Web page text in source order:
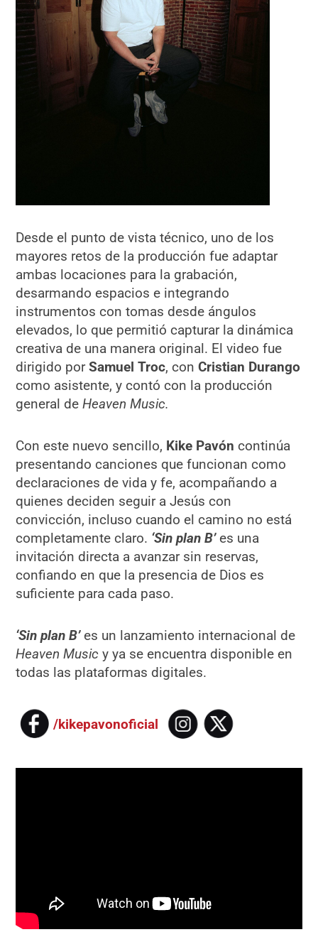
Desde el punto de vista técnico, uno de los
mayores retos de la producción fue adaptar
ambas locaciones para la grabación,
desarmando espacios e integrando
instrumentos con tomas desde ángulos
elevados, lo que permitió capturar la dinámica
creativa de una manera original. El video fue
dirigido porSamuel Troc, conCristian Durango
como asistente, y contó con la producción
general deHeaven Music.
Con este nuevo sencillo, Kike Pavón continúa
presentando canciones que funcionan como
declaraciones de vida y fe, acompañando a
quienes deciden seguir a Jesús con
convicción, incluso cuando el camino no está
completamente claro. ‘Sin plan B’ es una
invitación directa a avanzar sin reservas,
confiando en que la presencia de Dios es
suficiente para cada paso.
‘Sin plan B’ es un lanzamiento internacional de
Heaven Music y ya se encuentra disponible en
todas las plataformas digitales.
/kikepavonoficial